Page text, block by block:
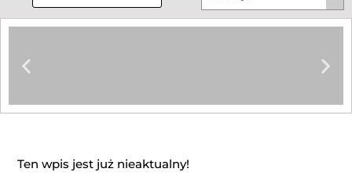
Ten wpis jest już nieaktualny!